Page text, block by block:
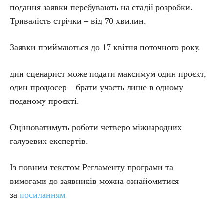
подання заявки перебувають на стадії розробки.
Тривалість стрічки – від 70 хвилин.
Заявки приймаються до 17 квітня поточного року.
дин сценарист може подати максимум один проєкт,
один продюсер – брати участь лише в одному
поданому проєкті.
Оцінюватимуть роботи четверо міжнародних
галузевих експертів.
Із повним текстом Регламенту програми та
вимогами до заявників можна ознайомитися
за посиланням.